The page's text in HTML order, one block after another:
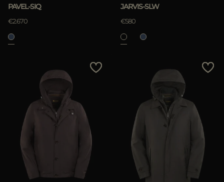
PAVEL-SIQ
€2.670
JARVIS-SLW
€580